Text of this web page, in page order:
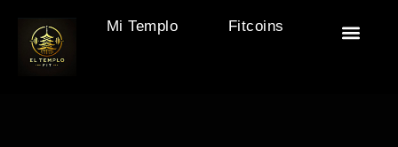
Mi Templo Fitcoins